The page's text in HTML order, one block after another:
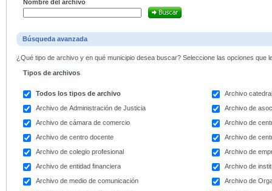
Nombre del archivo
Búsqueda avanzada
¿Qué tipo de archivo y en qué municipio desea buscar? Seleccione las opciones que
Tipos de archivos
Todos los tipos de archivo
Archivo
Archivo de Administración de Justicia
Archivo de
Archivo de cámara de comercio
Archivo de
Archivo de centro docente
Archivo de
Archivo de colegio profesional
Archivo de
Archivo de entidad financiera
Archivo de
Archivo de medio de comunicación
Archivo de